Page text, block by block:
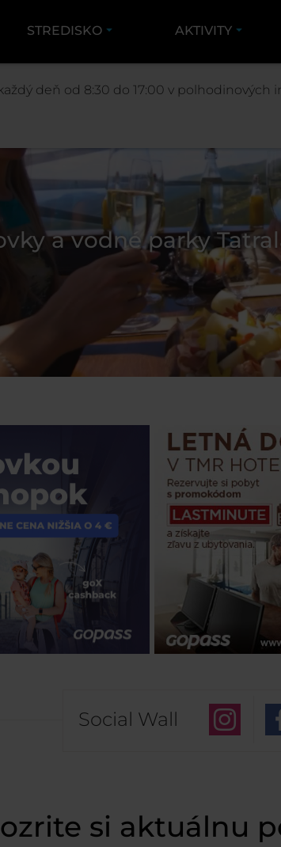
STREDISKO AKTIVITY
a vodné parky
Social Wall
si aktuálnu
deň od 8:30 do 17:00 v